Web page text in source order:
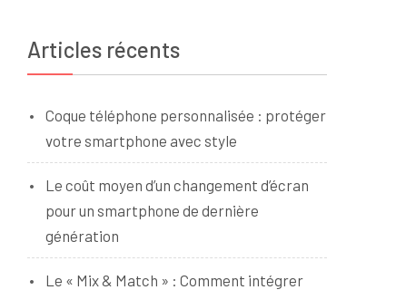
Articles récents
Coque téléphone personnalisée : protéger
votre smartphone avec style
Le coût moyen d’un changement d’écran
pour un smartphone de dernière
génération
Le « Mix & Match » : Comment intégrer